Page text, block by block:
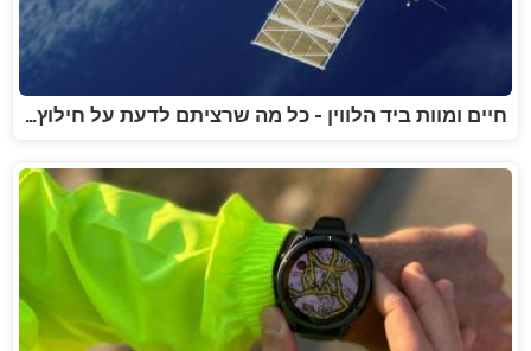
חיים ומוות ביד הלווין - כל מה שרציתם לדעת על חילוץ…